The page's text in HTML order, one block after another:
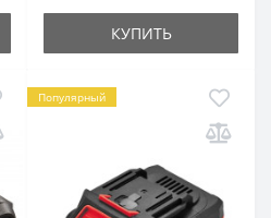
КУПИТЬ
Популярный